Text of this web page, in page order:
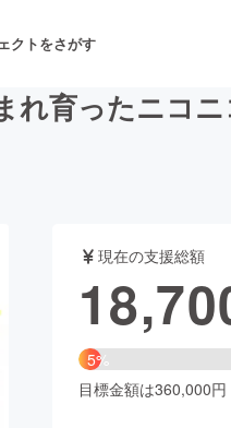
クトをさがす
・パフォーマンス
・飲食店
れ育ったニコ
現在の支援総額
5%
目標金額は360,000円